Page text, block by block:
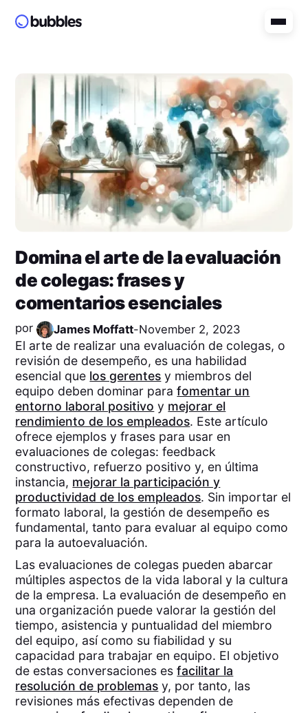
Domina el arte de la evaluación
de colegas: frases y
comentarios esenciales
por James Moffatt-November 2, 2023
El arte de realizar una evaluación de colegas, o
revisión de desempeño, es una habilidad
esencial que los gerentes y miembros del
equipo deben dominar parafomentar un
entorno laboral positivo y mejorar el
rendimiento de los empleados. Este artículo
ofrece ejemplos y frases para usar en
evaluaciones de colegas: feedback
constructivo, refuerzo positivo y, en última
instancia, mejorar la participación y
productividad de los empleados. Sin importar el
formato laboral, la gestión de desempeño es
fundamental, tanto para evaluar al equipo como
para la autoevaluación.
Las evaluaciones de colegas pueden abarcar
múltiples aspectos de la vida laboral y la cultura
de la empresa. La evaluación de desempeño en
una organización puede valorar la gestión del
tiempo, asistencia y puntualidad del miembro
del equipo, así como su fiabilidad y su
capacidad para trabajar en equipo. El objetivo
de estas conversaciones esfacilitar la
resolución de problemas y, por tanto, las
revisiones más efectivas dependen de